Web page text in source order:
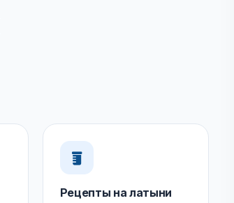
Рецепты на латыни